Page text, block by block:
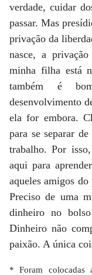
verdade, cuidar
passar. Mas
privação da
nasce, a
minha filha está
também é
desenvolvimento
ela for embora.
para se separar
trabalho. Por
aqui para
aqueles amigos do
Preciso de uma
dinheiro no
Dinheiro não
paixão. A única
* Foram colocadas